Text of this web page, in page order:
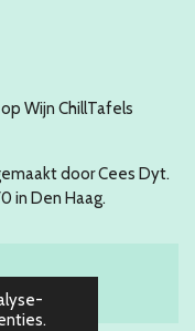
Wijn ChillTafels
door Cees Dyt.
in Den Haag.